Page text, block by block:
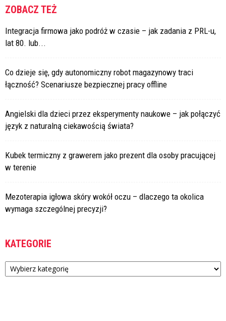
ZOBACZ TEŻ
Integracja firmowa jako podróż w czasie – jak zadania z PRL-u,
lat 80. lub...
Co dzieje się, gdy autonomiczny robot magazynowy traci
łączność? Scenariusze bezpiecznej pracy offline
Angielski dla dzieci przez eksperymenty naukowe – jak połączyć
język z naturalną ciekawością świata?
Kubek termiczny z grawerem jako prezent dla osoby pracującej
w terenie
Mezoterapia igłowa skóry wokół oczu – dlaczego ta okolica
wymaga szczególnej precyzji?
KATEGORIE
Kategorie